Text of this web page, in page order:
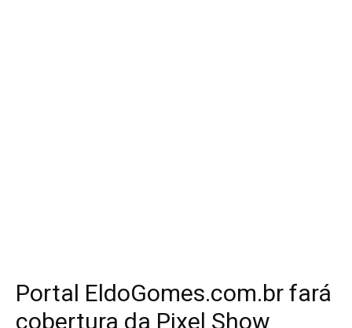
Portal EldoGomes.com.br fará
cobertura da Pixel Show